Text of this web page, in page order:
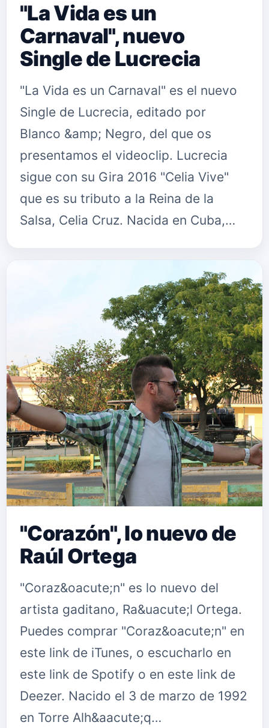
"La Vida es un
Carnaval", nuevo
Single de Lucrecia
"La Vida es un Carnaval" es el nuevo
Single de Lucrecia, editado por
Blanco &amp; Negro, del que os
presentamos el videoclip. Lucrecia
sigue con su Gira 2016 "Celia Vive"
que es su tributo a la Reina de la
Salsa, Celia Cruz. Nacida en Cuba,…
"Corazón", lo nuevo de
Raúl Ortega
"Coraz&oacute;n" es lo nuevo del
artista gaditano, Ra&uacute;l Ortega.
Puedes comprar "Coraz&oacute;n" en
este link de iTunes, o escucharlo en
este link de Spotify o en este link de
Deezer. Nacido el 3 de marzo de 1992
en Torre Alh&aacute;q…